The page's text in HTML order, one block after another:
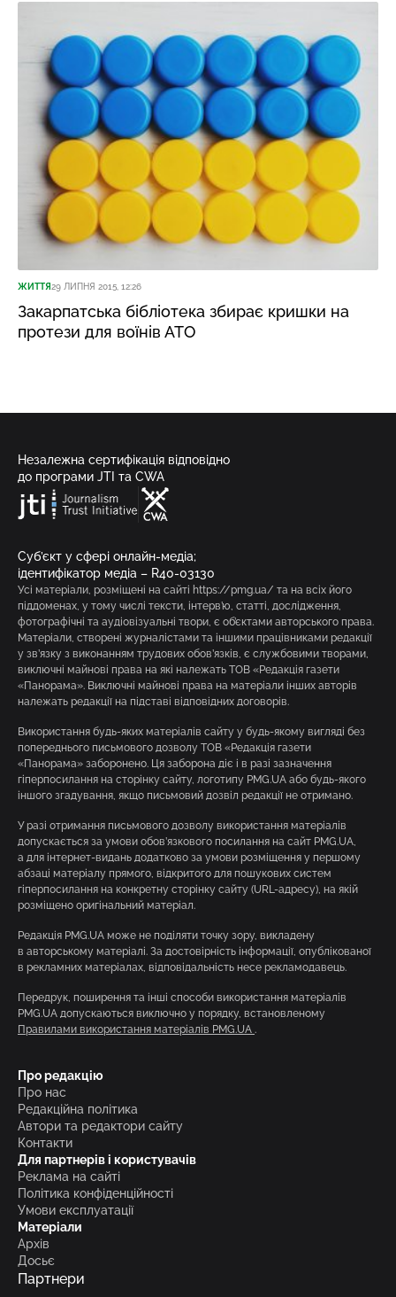
ЖИТТЯ29 ЛИПНЯ 2015, 12:26
Закарпатська бібліотека збирає кришки на
протези для воїнів АТО
Незалежна сертифікація відповідно
до програми JTI та CWA
Суб’єкт у сфері онлайн-медіа;
ідентифікатор медіа – R40-03130
Усі матеріали, розміщені на сайті https://pmg.ua/ та на всіх його
піддоменах, у тому числі тексти, інтерв’ю, статті, дослідження,
фотографічні та аудіовізуальні твори, є об’єктами авторського права.
Матеріали, створені журналістами та іншими працівниками редакції
у зв’язку з виконанням трудових обов’язків, є службовими творами,
виключні майнові права на які належать ТОВ «Редакція газети
«Панорама». Виключні майнові права на матеріали інших авторів
належать редакції на підставі відповідних договорів.
Використання будь-яких матеріалів сайту у будь-якому вигляді без
попереднього письмового дозволу ТОВ «Редакція газети
«Панорама» заборонено. Ця заборона діє і в разі зазначення
гіперпосилання на сторінку сайту, логотипу PMG.UA або будь-якого
іншого згадування, якщо письмовий дозвіл редакції не отримано.
У разі отримання письмового дозволу використання матеріалів
допускається за умови обов’язкового посилання на сайт PMG.UA,
а для інтернет-видань додатково за умови розміщення у першому
абзаці матеріалу прямого, відкритого для пошукових систем
гіперпосилання на конкретну сторінку сайту (URL-адресу), на якій
розміщено оригінальний матеріал.
Редакція PMG.UA може не поділяти точку зору, викладену
в авторському матеріалі. За достовірність інформації, опублікованої
в рекламних матеріалах, відповідальність несе рекламодавець.
Передрук, поширення та інші способи використання матеріалів
PMG.UA допускаються виключно у порядку, встановленому
Правилами використання матеріалів PMG.UA .
Про редакцію
Про нас
Редакційна політика
Автори та редактори сайту
Контакти
Для партнерів і користувачів
Реклама на сайті
Політика конфіденційності
Умови експлуатації
Матеріали
Архів
Досьє
Партнери